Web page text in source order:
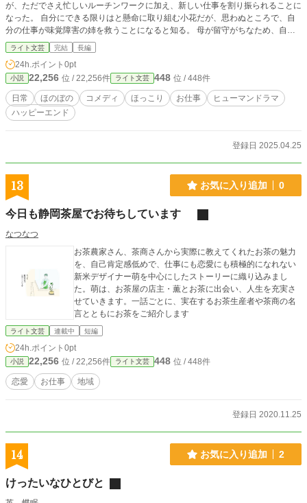
が、ただでさえ忙しいルーチンワークに加え、新しい仕事を割り振られることに
なった。 自分にできる限りはと懸命に取り組む小花だが、思わぬところで、自
分の仕事が味覚障害の姉を救うことになると知る。 母が留守がちなため、自分
と姉と犬若の二人と一頭で囲む、いつもの食卓。 それを守るために奮闘する子
花は、どんな事務に育って行くのか。 妖怪のいる日常を生きる、一人の事務職
員のお仕事小説です。
ライト文芸 完結 長編
24h.ポイント 0pt
小説 22,256 位 / 22,256件 ライト文芸 448 位 / 448件
日常 ほのぼの コメディ ほっこり お仕事
ヒューマンドラマ
ハッピーエンド
登録日 2025.04.25
13 お気に入り追加 0
今日も静岡茶屋でお待ちしています
なつなつ
お茶農家さん、茶商さんから実際に教えてくれたお茶の魅力
を、自己肯定感低めで、仕事にも恋愛にも積極的になれない
新米デザイナー萌を中心にしたストーリーに織り込みまし
た。萌は、お茶屋の店主・薫とお茶に出会い、人生を充実さ
せていきます。一話ごとに、実在するお茶生産者や茶商の名
言とともにお茶をご紹介します
ライト文芸 連載中 短編
24h.ポイント 0pt
小説 22,256 位 / 22,256件 ライト文芸 448 位 / 448件
恋愛 お仕事 地域
登録日 2020.11.25
14 お気に入り追加 2
けったいなひとびと